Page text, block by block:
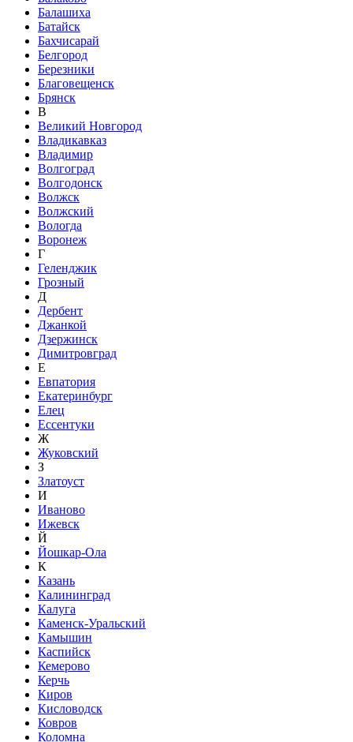
Балашиха
Батайск
Бахчисарай
Белгород
Березники
Благовещенск
Брянск
В
Великий Новгород
Владикавказ
Владимир
Волгоград
Волгодонск
Волжск
Волжский
Вологда
Воронеж
Г
Геленджик
Грозный
Д
Дербент
Джанкой
Дзержинск
Димитровград
Е
Евпатория
Екатеринбург
Елец
Ессентуки
Ж
Жуковский
З
Златоуст
И
Иваново
Ижевск
Й
Йошкар-Ола
К
Казань
Калининград
Калуга
Каменск-Уральский
Камышин
Каспийск
Кемерово
Керчь
Киров
Кисловодск
Ковров
Коломна